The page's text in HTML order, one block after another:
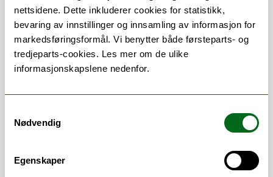
nettsidene. Dette inkluderer cookies for statistikk,
bevaring av innstillinger og innsamling av informasjon for
markedsføringsformål. Vi benytter både førsteparts- og
tredjeparts-cookies. Les mer om de ulike
informasjonskapslene nedenfor.
Nødvendig
Egenskaper
Arbeidsområder
Vitenskapelige